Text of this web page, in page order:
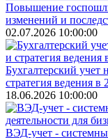
Повышение
изменений и
02.07.2026 10:00:00
Бухгалтерский учет
стратегия ведения в
18.06.2026 10:00:00
ВЭД-учет -